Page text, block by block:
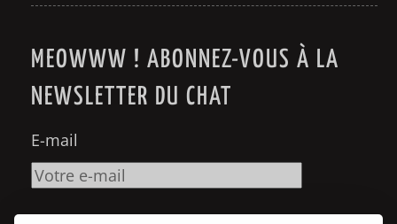
1
cuisine
culture
1
MEOWWW ! ABONNEZ-VOUS À LA
NEWSLETTER DU CHAT
E-mail